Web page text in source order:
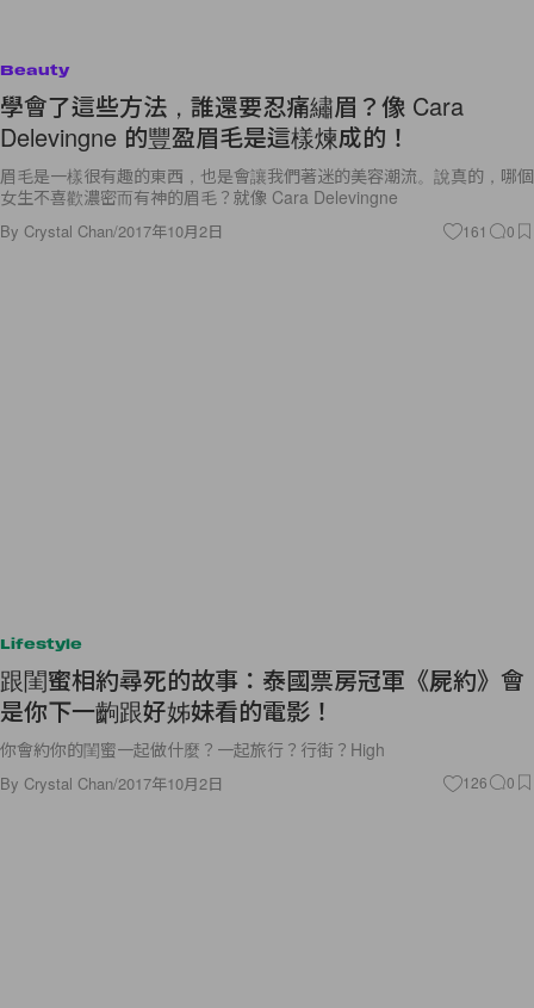
Beauty
學會了這些方法，誰還要忍痛繡眉？像 Cara
Delevingne 的豐盈眉毛是這樣煉成的！
眉毛是一樣很有趣的東西，也是會讓我們著迷的美容潮流。說真的，哪個
女生不喜歡濃密而有神的眉毛？就像 Cara Delevingne
By Crystal Chan/2017年10月2日 161 0
Lifestyle
跟閨蜜相約尋死的故事：泰國票房冠軍《屍約》會
是你下一齣跟好姊妹看的電影！
你會約你的閨蜜一起做什麼？一起旅行？行街？High
By Crystal Chan/2017年10月2日 126 0